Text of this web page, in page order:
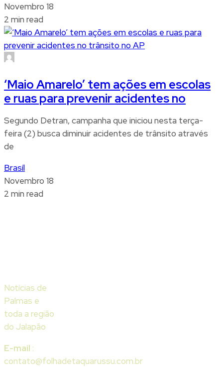
Novembro 18
2 min read
‘Maio Amarelo’ tem ações em escolas
e ruas para prevenir acidentes no
Segundo Detran, campanha que iniciou nesta terça-
feira (2) busca diminuir acidentes de trânsito através
de
Brasíl
Novembro 18
2 min read
Notícias de
Palmas e
toda a região
do Jalapão
E-mail :
contato@folhadetaquarussu.com.br